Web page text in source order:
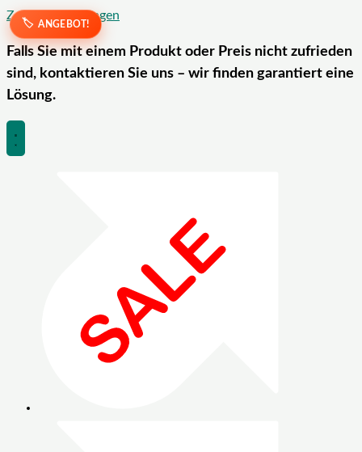
Zum Inhalt springen
Falls Sie mit einem Produkt oder Preis nicht zufrieden
sind, kontaktieren Sie uns – wir finden garantiert eine
Lösung.
ANGEBOT!